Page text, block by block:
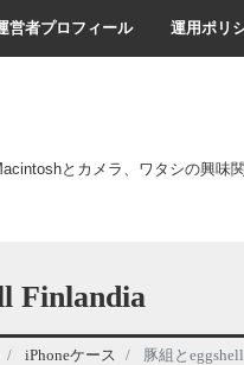
営者プロフィール 運用ポリ
とカメラ、ワタシの興
Finlandia
iPhoneケース 豚組と